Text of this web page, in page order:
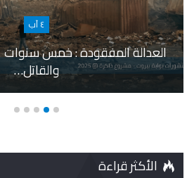
٤ آب
العدالة المفقودة : خمس سنوات
والقاتل…
الأكثر قراءة